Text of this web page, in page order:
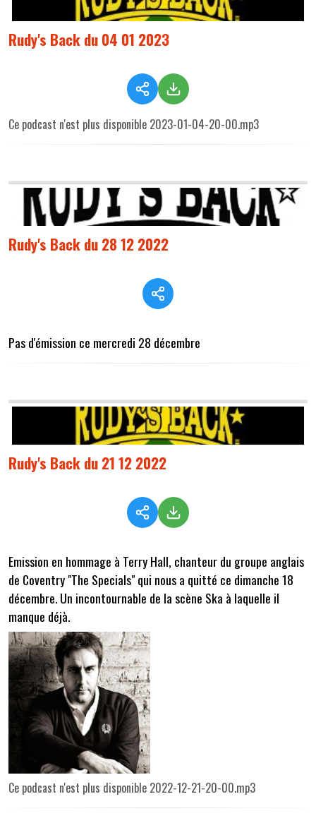
Rudy's Back du 04 01 2023
Ce podcast n'est plus disponible 2023-01-04-20-00.mp3
Rudy's Back du 28 12 2022
Pas d'émission ce mercredi 28 décembre
Rudy's Back du 21 12 2022
Emission en hommage à Terry Hall, chanteur du groupe anglais
de Coventry "The Specials" qui nous a quitté ce dimanche 18
décembre. Un incontournable de la scène Ska à laquelle il
manque déjà.
Ce podcast n'est plus disponible 2022-12-21-20-00.mp3